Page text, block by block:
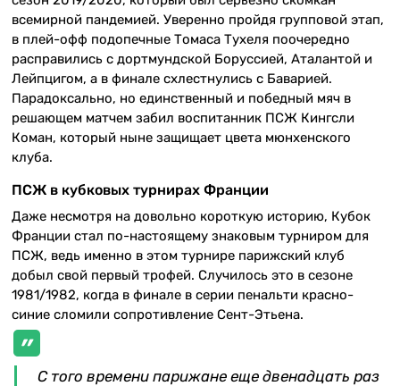
всемирной пандемией. Уверенно пройдя групповой этап,
в плей-офф подопечные Томаса Тухеля поочередно
расправились с дортмундской Боруссией, Аталантой и
Лейпцигом, а в финале схлестнулись с Баварией.
Парадоксально, но единственный и победный мяч в
решающем матчем забил воспитанник ПСЖ Кингсли
Коман, который ныне защищает цвета мюнхенского
клуба.
ПСЖ в кубковых турнирах Франции
Даже несмотря на довольно короткую историю, Кубок
Франции стал по-настоящему знаковым турниром для
ПСЖ, ведь именно в этом турнире парижский клуб
добыл свой первый трофей. Случилось это в сезоне
1981/1982, когда в финале в серии пенальти красно-
синие сломили сопротивление Сент-Этьена.
С того времени парижане еще двенадцать раз